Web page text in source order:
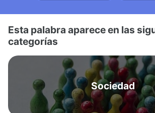
Esta palabra aparece en las
categorías
Sociedad